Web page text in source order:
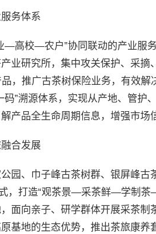
服务体系
—高校—农户”协同联动的产业服
业研究所，集中攻关保护、采
品，推广古茶树保险业务，有效
码”溯源体系，实现从产地、管护
产品全生命周期信息，增强市场
融合发展
园、巾子峰古茶树群、银屏峰
式，打造“观茶景—采茶鲜—学制
面向亲子、研学群体开展采茶制
基地的生态优势，推出茶旅康